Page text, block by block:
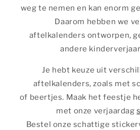
weg te nemen en kan enorm
Daarom hebben we
aftelkalenders ontworpen,
andere
Je hebt keuze uit
aftelkalenders, zoals met
of beertjes. Maak het feestje
met onze verjaardag
Bestel onze schattige